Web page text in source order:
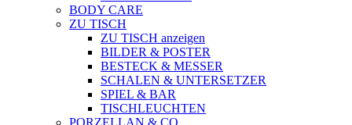
BODY CARE
ZU TISCH
ZU TISCH anzeigen
BILDER & POSTER
BESTECK & MESSER
SCHALEN & UNTERSETZER
SPIEL & BAR
TISCHLEUCHTEN
PORZELLAN & CO